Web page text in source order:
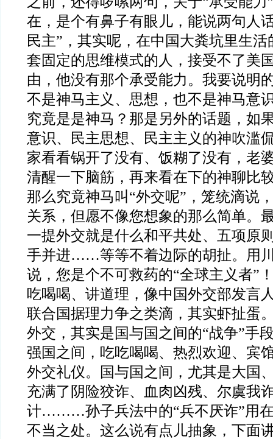
在，是个有鼻子有眼儿，能说两句人
民主”，其实呢，在中国大粪坑里生
套固定的思维模式的人，接受不了美
由，他没有那个承受能力。我要说明
不是神马主义、思想，也不是神马意
究竟是是神马？那是另外的话题，如
意识、民主思想、民主主义的神吹滥
家看看锅开了没有、饭糊了没有，老
清醒一下脑筋，再来看在下的神聊比
那么究竟神马叫“外交呢”，笼统滴说
关系，但愿不像您想象的那么简单。
一提外交就是什么和平共处、五项原
手并进……等等不着边际的胡扯。用
说，您是个不可救药的“全球主义者”
吃喝喝、讲道理，像中国外交部发言
联合国据理力争之类滴，其实虾扯蛋
外交，其实是国与国之间的“战争”手
强国之间，吃吃喝喝、热烈欢迎、宾
外交礼仪。国与国之间，尤其是大国
充满了阴险狡诈、血肉凶残、尔虞我
计………孙子兵法中的“兵不厌诈”用
不当之处。这么说有点儿抽象，下面